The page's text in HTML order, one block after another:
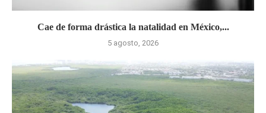
Cae de forma drástica la natalidad en México,...
5 agosto, 2026